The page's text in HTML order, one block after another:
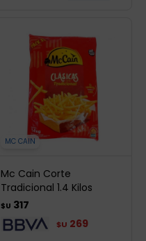
MC CAIN
Mc Cain Corte
Tradicional 1.4 Kilos
$U 317
$U 269